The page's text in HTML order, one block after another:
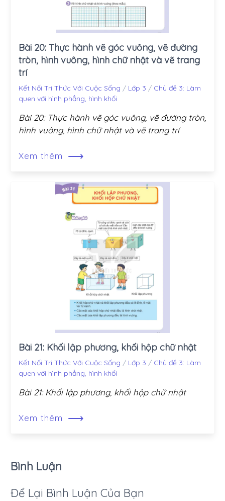
Bài 20: Thực hành vẽ góc vuông, vẽ đường
tròn, hình vuông, hình chữ nhật và vẽ trang
trí
Kết Nối Tri Thức Với Cuộc Sống / Lớp 3 / Chủ đề 3: Làm
quen với hình phẳng, hình khối
Bài 20: Thực hành vẽ góc vuông, vẽ đường tròn,
hình vuông, hình chữ nhật và vẽ trang trí
Xem thêm ⟶
Bài 21: Khối lập phương, khối hộp chữ nhật
Kết Nối Tri Thức Với Cuộc Sống / Lớp 3 / Chủ đề 3: Làm
quen với hình phẳng, hình khối
Bài 21: Khối lập phương, khối hộp chữ nhật
Xem thêm ⟶
Bình Luận
Để Lại Bình Luận Của Bạn